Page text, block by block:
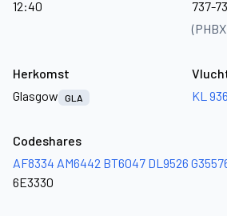
12:40
737-
Herkomst
Glasgow
GLA
KL 936
Codeshares
AF8334 AM6442 BT6047 DL9526
6E3330